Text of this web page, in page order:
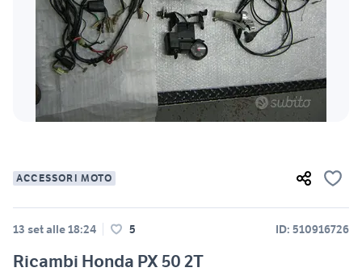
ACCESSORI MOTO
13 set alle 18:24 5 ID: 510916726
Ricambi Honda PX 50 2T